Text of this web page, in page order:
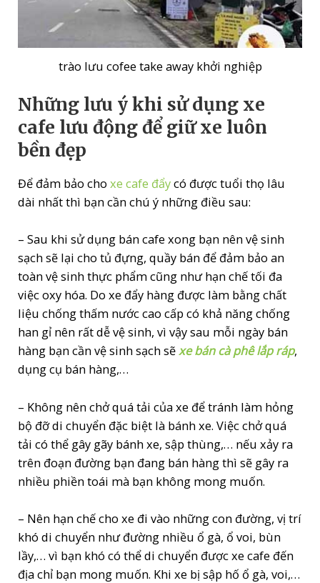
trào lưu cofee take away khởi nghiệp
Những lưu ý khi sử dụng xe
cafe lưu động để giữ xe luôn
bền đẹp
Để đảm bảo choxe cafe đẩycó được tuổi thọ lâu
dài nhất thì bạn cần chú ý những điều sau:
– Sau khi sử dụng bán cafe xong bạn nên vệ sinh
sạch sẽ lại cho tủ đựng, quầy bán để đảm bảo an
toàn vệ sinh thực phẩm cũng như hạn chế tối đa
việc oxy hóa. Do xe đẩy hàng được làm bằng chất
liệu chống thấm nước cao cấp có khả năng chống
han gỉ nên rất dễ vệ sinh, vì vậy sau mỗi ngày bán
hàng bạn cần vệ sinh sạch sẽxe bán cà phê lắp ráp,
dụng cụ bán hàng,…
– Không nên chở quá tải của xe để tránh làm hỏng
bộ đỡ di chuyển đặc biệt là bánh xe. Việc chở quá
tải có thể gây gãy bánh xe, sập thùng,… nếu xảy ra
trên đoạn đường bạn đang bán hàng thì sẽ gây ra
nhiều phiền toái mà bạn không mong muốn.
– Nên hạn chế cho xe đi vào những con đường, vị trí
khó di chuyển như đường nhiều ổ gà, ổ voi, bùn
lầy,… vì bạn khó có thể di chuyển được xe cafe đến
địa chỉ bạn mong muốn. Khi xe bị sập hố ổ gà, voi,…